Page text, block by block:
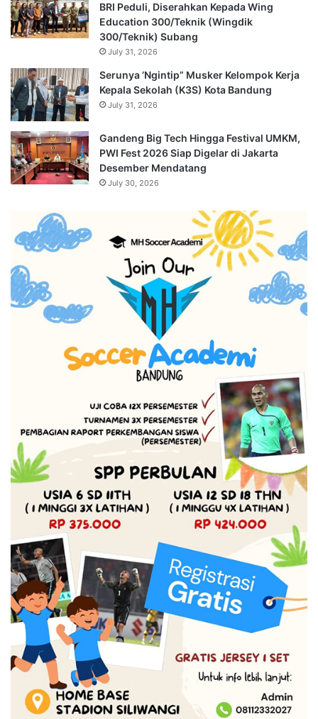
BRI Peduli, Diserahkan Kepada Wing
Education 300/Teknik (Wingdik
300/Teknik) Subang
July 31, 2026
Serunya ‘Ngintip” Musker Kelompok Kerja
Kepala Sekolah (K3S) Kota Bandung
July 31, 2026
Gandeng Big Tech Hingga Festival UMKM,
PWI Fest 2026 Siap Digelar di Jakarta
Desember Mendatang
July 30, 2026